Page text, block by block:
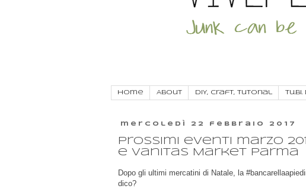
Home About DIY, craft, tutorial
mercoledì 22 febbraio 2017
Prossimi eventi marzo
e Vanitas Market Parma
Dopo gli ultimi mercatini di Natale, la
dico?